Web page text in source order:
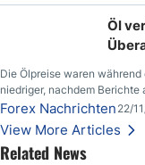
Öl
Die Ölpreise waren
niedriger, nachdem
dass die US-
erreichten.
Forex Nachrichten 22/
View More Articles
Related News